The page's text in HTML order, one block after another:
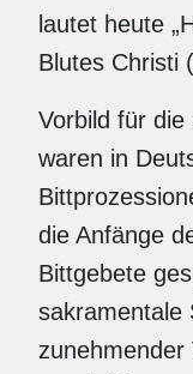
lautet heute
Blutes Christi
Vorbild für
waren in
die Anfänge
Bittgebete
sakramentale
zunehmender